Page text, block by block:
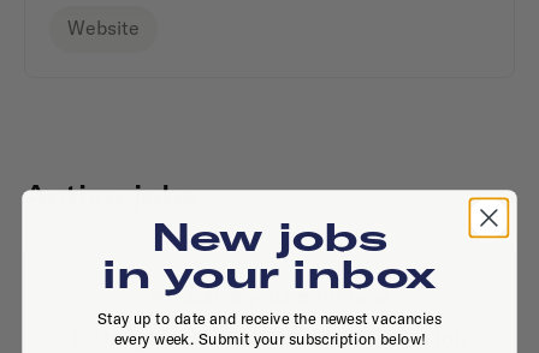
Website
Active jobs
No active jobs right now
Is this your company profile?Place a job
New jobs
in your inbox
Stay up to date and receive the newest vacancies
every week. Submit your subscription below!